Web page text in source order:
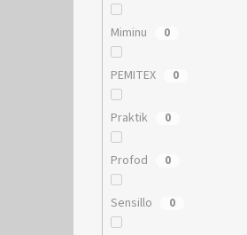
Miminu 0
PEMITEX 0
Praktik 0
Profod 0
Sensillo 0